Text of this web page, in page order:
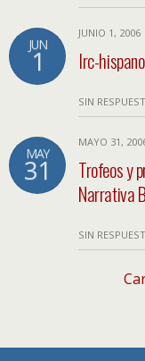
JUN
1
JUNIO 1, 2006
Irc-hispano
SIN
MAY
31
MAYO 31,
Trofeos y
Narrativa
SIN